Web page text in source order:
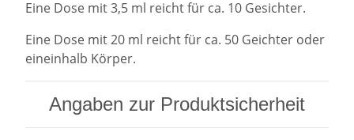
Eine Dose mit 3,5 ml reicht für ca. 10 Gesichter.
Eine Dose mit 20 ml reicht für ca. 50 Geichter oder
eineinhalb Körper.
Angaben zur Produktsicherheit